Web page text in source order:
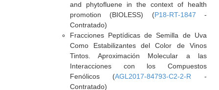
and phytofluene in the context of health
promotion (BIOLESS) (P18-RT-1847 -
Contratado)
Fracciones Peptídicas de Semilla de Uva
Como Estabilizantes del Color de Vinos
Tintos. Aproximación Molecular a las
Interacciones con los Compuestos
Fenólicos (AGL2017-84793-C2-2-R -
Contratado)